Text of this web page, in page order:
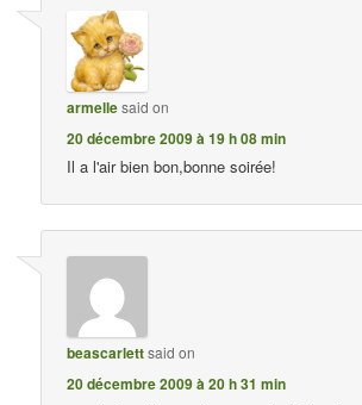
armellesaid on
20 décembre 2009 à 19 h 08 min
Il a l'air bien bon,bonne soirée!
beascarlettsaid on
20 décembre 2009 à 20 h 31 min